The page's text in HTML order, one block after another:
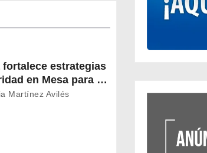
estrategias
en Mesa para la
de Paz
Martínez Avilés